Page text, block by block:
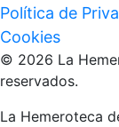
Política de
Cookies
© 2026 La
reservados.
La Hemeroteca